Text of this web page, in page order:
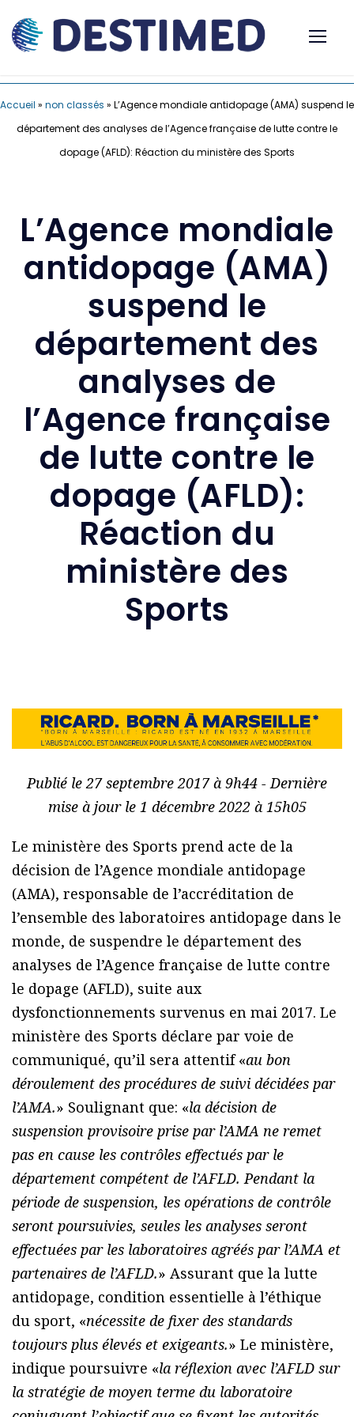
Accueil » non classés » L’Agence mondiale antidopage (AMA) suspend le
département des analyses de l’Agence française de lutte contre le
dopage (AFLD): Réaction du ministère des Sports
L’Agence mondiale
antidopage (AMA)
suspend le
département des
analyses de
l’Agence française
de lutte contre le
dopage (AFLD):
Réaction du
ministère des
Sports
Publié le 27 septembre 2017 à 9h44 - Dernière
mise à jour le 1 décembre 2022 à 15h05
Le ministère des Sports prend acte de la
décision de l’Agence mondiale antidopage
(AMA), responsable de l’accréditation de
l’ensemble des laboratoires antidopage dans le
monde, de suspendre le département des
analyses de l’Agence française de lutte contre
le dopage (AFLD), suite aux
dysfonctionnements survenus en mai 2017. Le
ministère des Sports déclare par voie de
communiqué, qu’il sera attentif «au bon
déroulement des procédures de suivi décidées par
l’AMA.» Soulignant que: «la décision de
suspension provisoire prise par l’AMA ne remet
pas en cause les contrôles effectués par le
département compétent de l’AFLD. Pendant la
période de suspension, les opérations de contrôle
seront poursuivies, seules les analyses seront
effectuées par les laboratoires agréés par l’AMA et
partenaires de l’AFLD.» Assurant que la lutte
antidopage, condition essentielle à l’éthique
du sport, «nécessite de fixer des standards
toujours plus élevés et exigeants.» Le ministère,
indique poursuivre «la réflexion avec l’AFLD sur
la stratégie de moyen terme du laboratoire